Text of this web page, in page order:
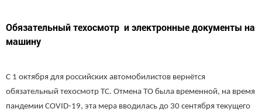
Обязательный техосмотр и электронные документы на
машину
С 1 октября для российских автомобилистов вернётся
обязательный техосмотр ТС. Отмена ТО была временной, на время
пандемии COVID-19, эта мера вводилась до 30 сентября текущего